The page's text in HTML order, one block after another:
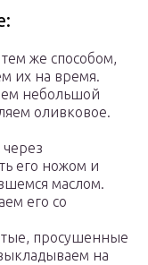
же способом,
их на время.
небольшой
оливковое.
его ножом и
маслом.
его со
просушенные
на